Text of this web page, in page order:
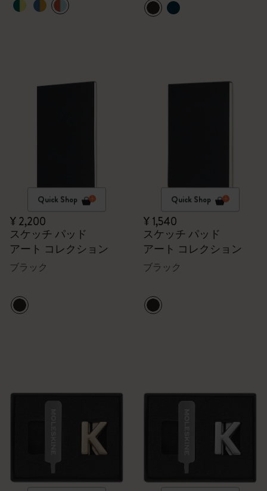
Quick Shop
¥ 2,200
スケッチ パッド
アート コレクション
ブラック
Quick Shop
¥ 1,540
スケッチ パッド
アート コレクション
ブラック